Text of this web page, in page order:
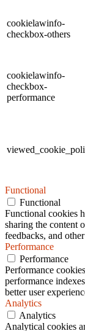
cookielawinfo-
checkbox-others
cookielawinfo-
checkbox-
performance
Functional
Functional
Functional cookies
sharing the content
feedbacks, and
Performance
Performance
Performance
performance
better user
Analytics
Analytics
Analytical cookies